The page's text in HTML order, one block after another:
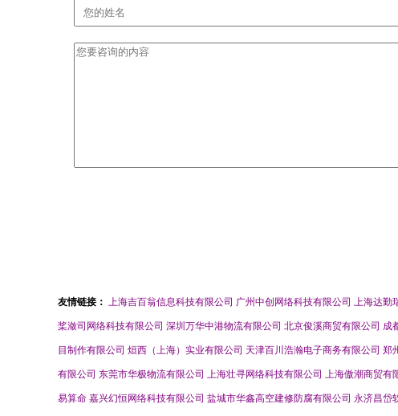
友情链接： 上海吉百翁信息科技有限公司 广州中创网络科技有限公司 上海达勤
桨潋司网络科技有限公司 深圳万华中港物流有限公司 北京俊溪商贸有限公司 成
目制作有限公司 烜西（上海）实业有限公司 天津百川浩瀚电子商务有限公司 郑
有限公司 东莞市华极物流有限公司 上海壮寻网络科技有限公司 上海傲潮商贸有
易算命 嘉兴幻恒网络科技有限公司 盐城市华鑫高空建修防腐有限公司 永济昌岱